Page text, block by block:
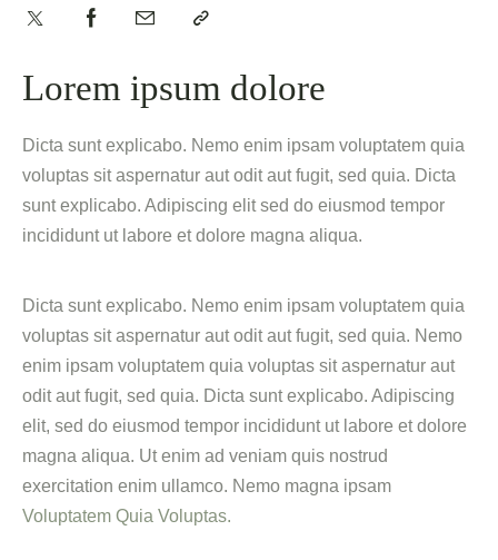
Lorem ipsum dolore
Dicta sunt explicabo. Nemo enim ipsam voluptatem quia
voluptas sit aspernatur aut odit aut fugit, sed quia. Dicta
sunt explicabo. Adipiscing elit sed do eiusmod tempor
incididunt ut labore et dolore magna aliqua.
Dicta sunt explicabo. Nemo enim ipsam voluptatem quia
voluptas sit aspernatur aut odit aut fugit, sed quia. Nemo
enim ipsam voluptatem quia voluptas sit aspernatur aut
odit aut fugit, sed quia. Dicta sunt explicabo. Adipiscing
elit, sed do eiusmod tempor incididunt ut labore et dolore
magna aliqua. Ut enim ad veniam quis nostrud
exercitation enim ullamco. Nemo magna ipsam
Voluptatem Quia Voluptas.